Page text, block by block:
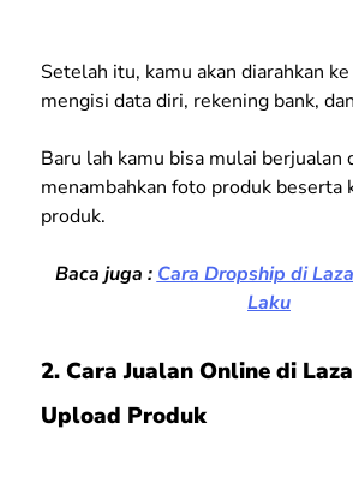
Setelah itu, kamu akan diarahkan
mengisi data diri, rekening bank,
Baru lah kamu bisa mulai berjualan
menambahkan foto produk beserta
produk.
Baca juga : Cara Dropship di
Laku
2. Cara Jualan Online di
Upload Produk